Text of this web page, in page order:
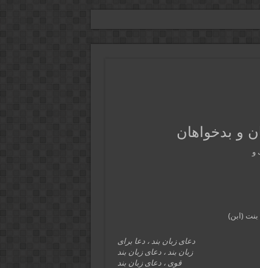
و بدخواهان
دعای زبان بند ، دعا برای
زبان بند ، دعای زبان بند
قوی ، دعای زبان بند
و
بنت (ابن)